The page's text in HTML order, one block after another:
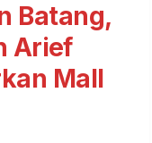
Batang,
Arief
Mall